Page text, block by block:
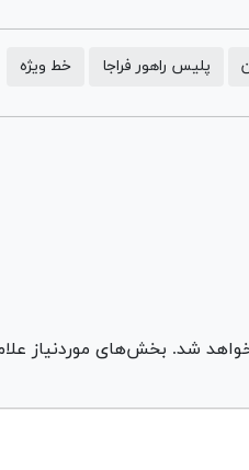
پلیس راهور فراجا خط ویژه
شد. بخش‌های موردنیاز